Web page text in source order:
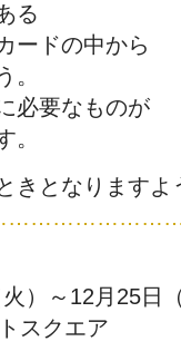
る
ードの中から
。
必要なものが
。
きとなります
）～12月25日
スクエア